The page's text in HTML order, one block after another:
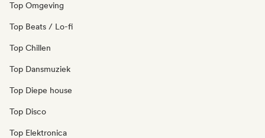
Top Omgeving
Top Beats / Lo-fi
Top Chillen
Top Dansmuziek
Top Diepe house
Top Disco
Top Elektronica